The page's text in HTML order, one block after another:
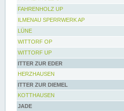
FAHRENHOLZ UP
ILMENAU SPERRWERK AP
LÜNE
WITTORF OP
WITTORF UP
ITTER ZUR EDER
HERZHAUSEN
ITTER ZUR DIEMEL
KOTTHAUSEN
JADE